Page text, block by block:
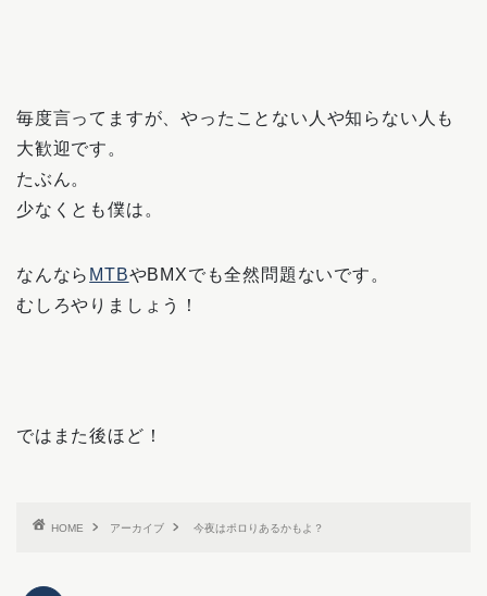
毎度言ってますが、やったことない人や知らない人も
大歓迎です。
たぶん。
少なくとも僕は。
なんなら MTBやBMXでも全然問題ないです。
むしろやりましょう！
ではまた後ほど！
HOME アーカイブ 今夜はポロりあるかもよ？